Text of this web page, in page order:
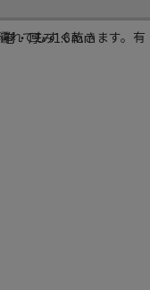
てもすぐ乾きます。有
・厚み1.6mm